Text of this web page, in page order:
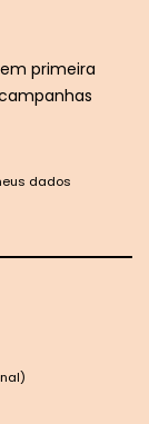
primeira
dados